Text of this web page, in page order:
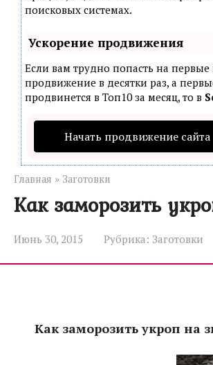
поисковых системах.
Ускорение продвижения
Если вам трудно попасть на
продвижение в десятки раз, а
продвинется в Топ10 за месяц, то в
Начать продвижение сайта
Главная » Заготовки
Как заморозить
Июнь 30, 2015 Рубрика: Заготовки
Как заморозить укроп на